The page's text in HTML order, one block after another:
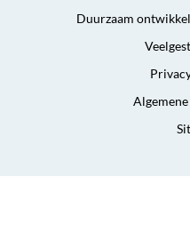
Duurzaam